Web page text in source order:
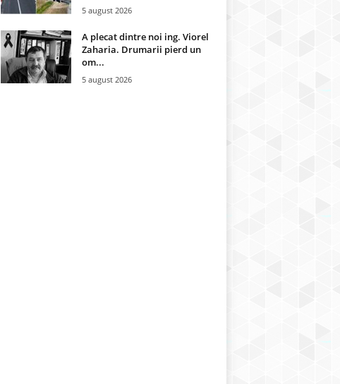
5 august 2026
A plecat dintre noi ing. Viorel
Zaharia. Drumarii pierd un
om...
5 august 2026